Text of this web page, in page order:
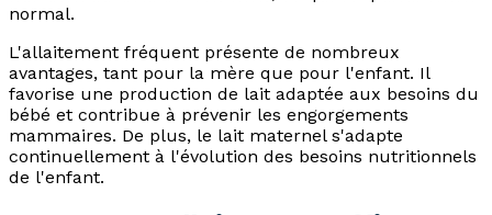
normal.
L'allaitement fréquent présente de nombreux
avantages, tant pour la mère que pour l'enfant. Il
favorise une production de lait adaptée aux besoins du
bébé et contribue à prévenir les engorgements
mammaires. De plus, le lait maternel s'adapte
continuellement à l'évolution des besoins nutritionnels
de l'enfant.